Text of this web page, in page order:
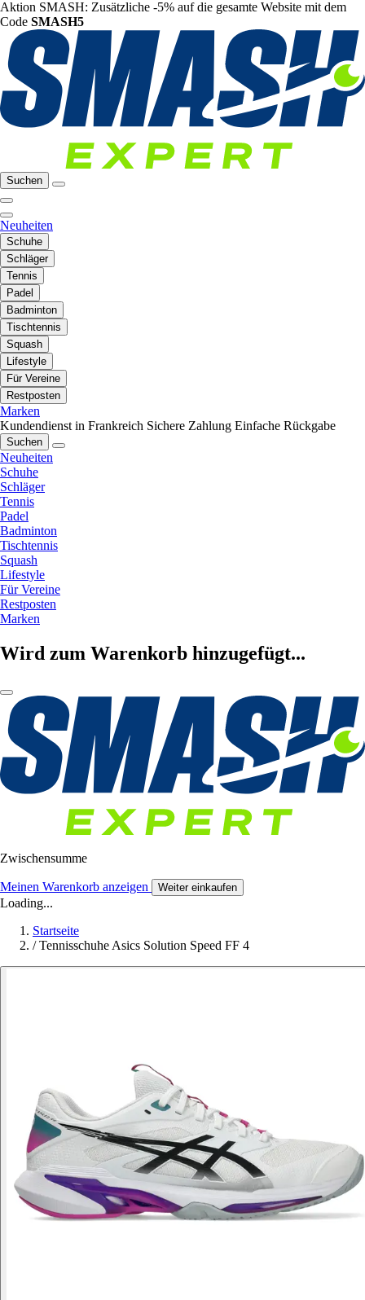
Aktion SMASH: Zusätzliche -5% auf die gesamte Website mit dem
Code SMASH5
Suchen
Neuheiten
Schuhe
Schläger
Tennis
Padel
Badminton
Tischtennis
Squash
Lifestyle
Für Vereine
Restposten
Marken
Kundendienst in Frankreich Sichere Zahlung Einfache Rückgabe
Suchen
Neuheiten
Schuhe
Schläger
Tennis
Padel
Badminton
Tischtennis
Squash
Lifestyle
Für Vereine
Restposten
Marken
Wird zum Warenkorb hinzugefügt...
Zwischensumme
Meinen Warenkorb anzeigen Weiter einkaufen
Loading...
Startseite
/ Tennisschuhe Asics Solution Speed FF 4